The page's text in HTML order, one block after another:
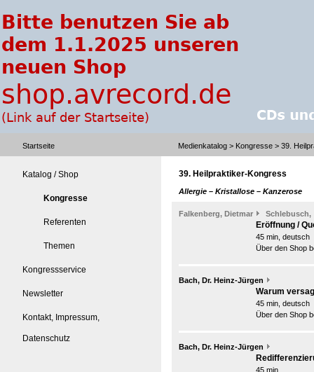
Startseite Medienkatalog > Kongresse > 39.
Katalog / Shop
Kongresse
Referenten
Themen
Kongressservice
Newsletter
Kontakt, Impressum,
Datenschutz
39. Heilpraktiker-Kongress
Allergie – Kristallose – Kanzerose
Falkenberg, Dietmar Schlebusch,
Eröffnung /
45 min, deutsch
Über den Shop
Bach, Dr. Heinz-Jürgen
Warum
45 min, deutsch
Über den Shop
Bach, Dr. Heinz-Jürgen
45 min